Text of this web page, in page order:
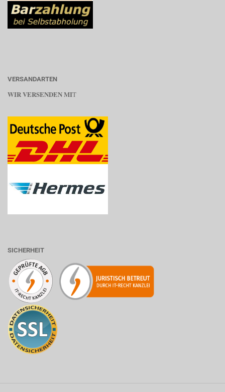
VERSANDARTEN
WIR VERSENDEN MIT
SICHERHEIT